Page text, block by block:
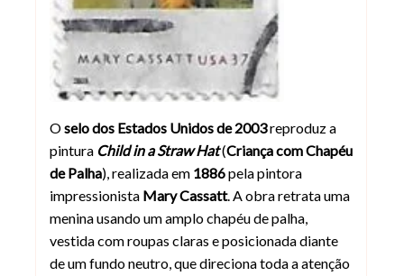
Oselo dos Estados Unidos de 2003reproduz a
pintura Child in a Straw Hat(Criança com Chapéu
de Palha), realizada em 1886pela pintora
impressionista Mary Cassatt. A obra retrata uma
menina usando um amplo chapéu de palha,
vestida com roupas claras e posicionada diante
de um fundo neutro, que direciona toda a atenção